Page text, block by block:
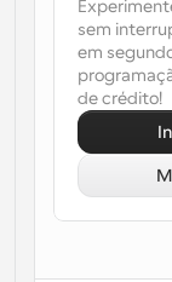
Fluxos de
Blogue
sem
em
de crédito!